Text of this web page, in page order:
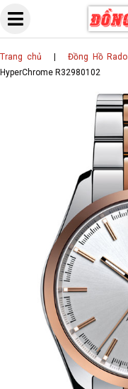
Skip
content
Trang chủ Đồng Hồ Rado
HyperChrome R32980102